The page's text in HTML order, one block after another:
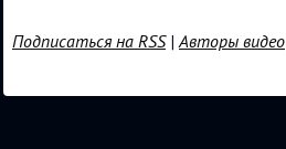
Подписаться на RSS|Авторы видео